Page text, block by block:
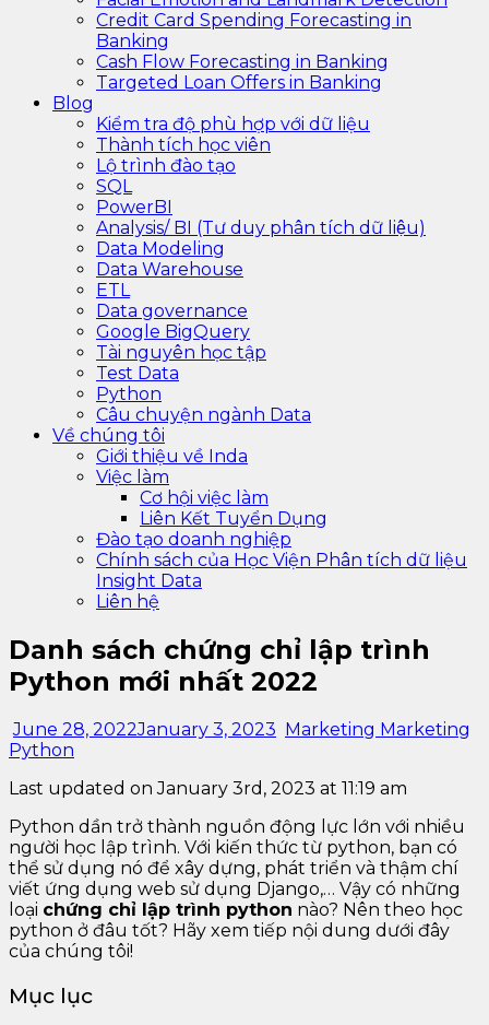
Credit Card Spending Forecasting in
Banking
Cash Flow Forecasting in Banking
Targeted Loan Offers in Banking
Blog
Kiểm tra độ phù hợp với dữ liệu
Thành tích học viên
Lộ trình đào tạo
SQL
PowerBI
Analysis/ BI (Tư duy phân tích dữ liệu)
Data Modeling
Data Warehouse
ETL
Data governance
Google BigQuery
Tài nguyên học tập
Test Data
Python
Câu chuyện ngành Data
Về chúng tôi
Giới thiệu về Inda
Việc làm
Cơ hội việc làm
Liên Kết Tuyển Dụng
Đào tạo doanh nghiệp
Chính sách của Học Viện Phân tích dữ liệu
Insight Data
Liên hệ
Danh sách chứng chỉ lập trình
Python mới nhất 2022
June 28, 2022January 3, 2023 Marketing Marketing
Python
Last updated on January 3rd, 2023 at 11:19 am
Python dần trở thành nguồn động lực lớn với nhiều
người học lập trình. Với kiến thức từ python, bạn có
thể sử dụng nó để xây dựng, phát triển và thậm chí
viết ứng dụng web sử dụng Django,… Vậy có những
loại chứng chỉ lập trình python nào? Nên theo học
python ở đâu tốt? Hãy xem tiếp nội dung dưới đây
của chúng tôi!
Mục lục